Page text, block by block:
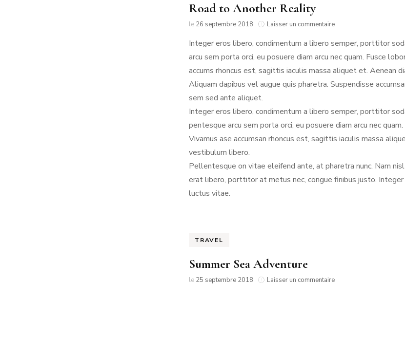
Road to Another Reality
le 26 septembre 2018 Laisser un commentairesur
to
Reality
Integer eros libero, condimentum a libero semper, porttitor
arcu sem porta orci, eu posuere diam arcu nec quam. Fusce
accums rhoncus est, sagittis iaculis massa aliquet et. Aenean
Aliquam dapibus vel augue quis pharetra. Suspendisse
sem sed ante aliquet.
Integer eros libero, condimentum a libero semper, porttitor
pentesque arcu sem porta orci, eu posuere diam arcu nec
Vivamus ase accumsan rhoncus est, sagittis iaculis massa
vestibulum libero.
Pellentesque on vitae eleifend ante, at pharetra nunc. Nam
erat libero, porttitor at metus nec, congue finibus justo.
luctus vitae.
TRAVEL
Summer Sea Adventure
le 25 septembre 2018 Laisser un commentairesur